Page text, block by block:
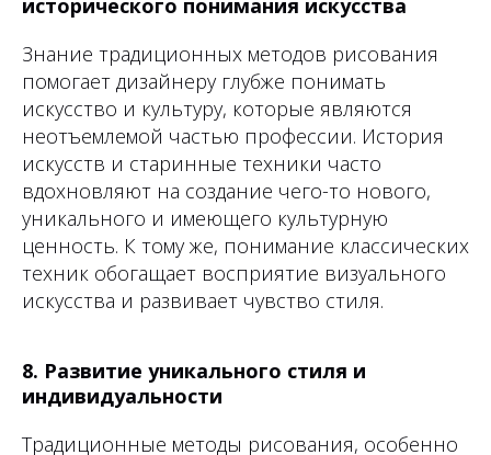
исторического понимания искусства
Знание традиционных методов рисования
помогает дизайнеру глубже понимать
искусство и культуру, которые являются
неотъемлемой частью профессии. История
искусств и старинные техники часто
вдохновляют на создание чего-то нового,
уникального и имеющего культурную
ценность. К тому же, понимание классических
техник обогащает восприятие визуального
искусства и развивает чувство стиля.
8. Развитие уникального стиля и
индивидуальности
Традиционные методы рисования, особенно